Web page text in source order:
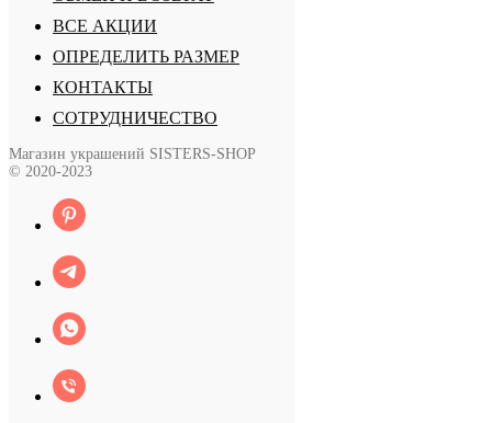
ВСЕ АКЦИИ
ОПРЕДЕЛИТЬ РАЗМЕР
КОНТАКТЫ
СОТРУДНИЧЕСТВО
Магазин украшений SISTERS-SHOP
© 2020-2023